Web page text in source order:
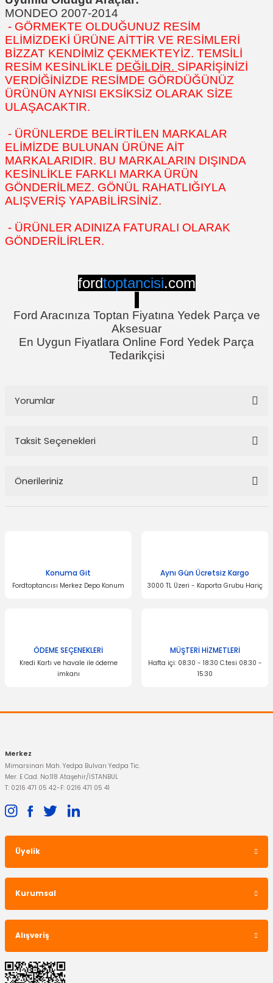
MONDEO 2007-2014
- GÖRMEKTE OLDUĞUNUZ RESİM
ELİMİZDEKİ ÜRÜNE AİTTİR VE RESİMLERİ
BİZZAT KENDİMİZ ÇEKMEKTEYİZ. TEMSİLİ
RESİM KESİNLİKLE DEĞİLDİR. SİPARİŞİNİZİ
VERDİĞİNİZDE RESİMDE GÖRDÜĞÜNÜZ
ÜRÜNÜN AYNISI EKSİKSİZ OLARAK SİZE
ULAŞACAKTIR.
- ÜRÜNLERDE BELİRTİLEN MARKALAR
ELİMİZDE BULUNAN ÜRÜNE AİT
MARKALARIDIR. BU MARKALARIN DIŞINDA
KESİNLİKLE FARKLI MARKA ÜRÜN
GÖNDERİLMEZ. GÖNÜL RAHATLIĞIYLA
ALIŞVERİŞ YAPABİLİRSİNİZ.
- ÜRÜNLER ADINIZA FATURALI OLARAK
GÖNDERİLİRLER.
fordtoptancisi.com
Ford Aracınıza Toptan Fiyatına Yedek Parça ve
Aksesuar
En Uygun Fiyatlara Online Ford Yedek Parça
Tedarikçisi
Yorumlar
Taksit Seçenekleri
Önerileriniz
Ürün resmi kalitesiz, bozuk veya görüntülenemiyor.
Bu ürüne benzer farklı alternatifler olmalı.
Konuma Git
Fordtoptancısı Merkez Depo Konum
Aynı Gün Ücretsiz Kargo
3000 TL Üzeri - Kaporta Grubu Hariç
ÖDEME SEÇENEKLERİ
Kredi Kartı ve havale ile ödeme
imkanı
MÜŞTERİ HİZMETLERİ
Hafta içi: 08:30 - 18:30 C.tesi 08:30 -
15:30
Merkez
Mimarsinan Mah. Yedpa Bulvarı Yedpa Tic.
Mer. E Cad. No:118 Ataşehir/İSTANBUL
T: 0216 471 05 42-F: 0216 471 05 41
Üyelik
Kurumsal
Alışveriş